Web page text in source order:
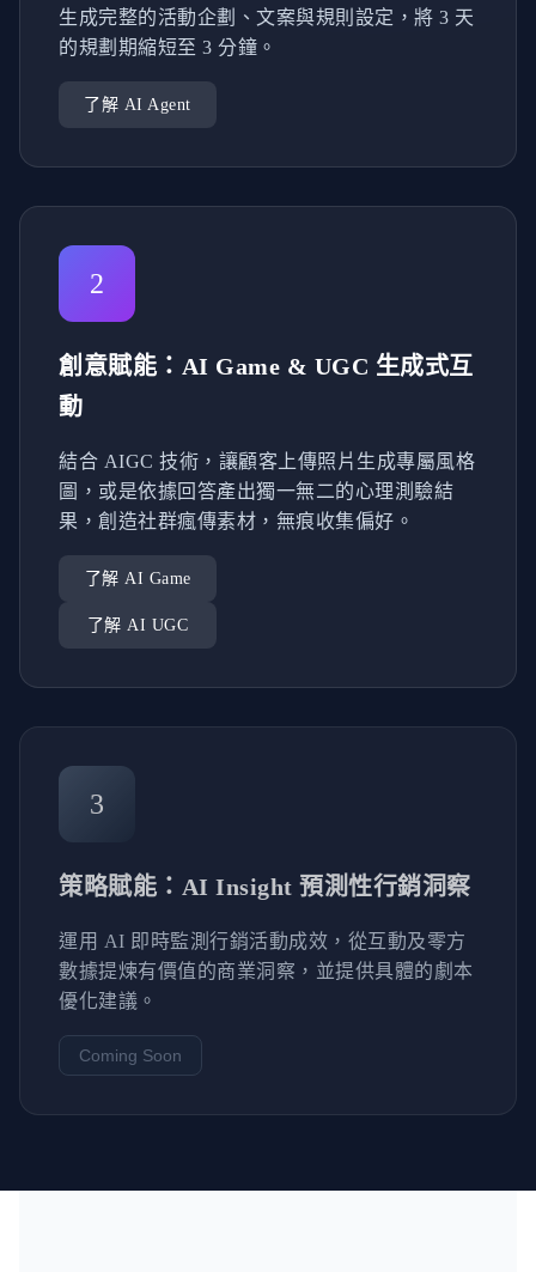
生成完整的活動企劃、文案與規則設定，將 3 天
的規劃期縮短至 3 分鐘。
了解 AI Agent
2
創意賦能：AI Game & UGC 生成式互
動
結合 AIGC 技術，讓顧客上傳照片生成專屬風格
圖，或是依據回答產出獨一無二的心理測驗結
果，創造社群瘋傳素材，無痕收集偏好。
了解 AI Game
了解 AI UGC
3
策略賦能：AI Insight 預測性行銷洞察
運用 AI 即時監測行銷活動成效，從互動及零方
數據提煉有價值的商業洞察，並提供具體的劇本
優化建議。
Coming Soon